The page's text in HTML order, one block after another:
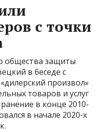
с точки
общества защиты
в беседе с
произвол»
товаров и услуг
в конце 2010-
в начале 2020-х